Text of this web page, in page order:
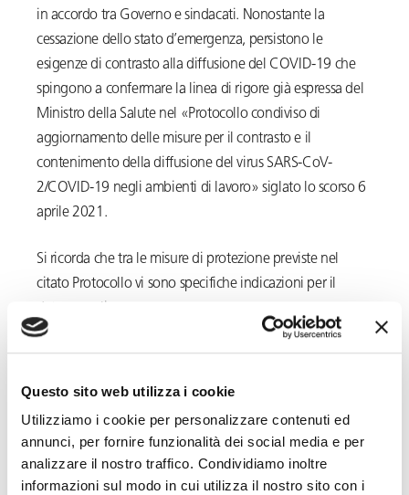
Questo sito web utilizza i cookie
Utilizziamo i cookie per personalizzare contenuti ed
annunci, per fornire funzionalità dei social media e per
analizzare il nostro traffico. Condividiamo inoltre
informazioni sul modo in cui utilizza il nostro sito con i
in accordo tra Governo e sindacati. Nonostante la
cessazione dello stato d’emergenza, persistono le
esigenze di contrasto alla diffusione del COVID-19 che
spingono a confermare la linea di rigore già espressa del
Ministro della Salute nel «Protocollo condiviso di
aggiornamento delle misure per il contrasto e il
contenimento della diffusione del virus SARS-CoV-
2/COVID-19 negli ambienti di lavoro» siglato lo scorso 6
aprile 2021.
Si ricorda che tra le misure di protezione previste nel
citato Protocollo vi sono specifiche indicazioni per il
garantire condizioni di sicurezza che assicurino al
stesse;
informare i lavoratori e chiunque entri in azienda
circa le vigenti disposizioni anti-contagio,